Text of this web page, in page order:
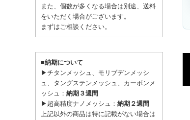
また、個数が多くなる場合は別途、送料
をいただく場合がございます。
まずはご相談ください。
■納期について
▶チタンメッシュ、モリブデンメッシ
ュ、タングステンメッシュ、カーボンメ
ッシュ： 納期３週間
▶超高精度ナノメッシュ： 納期２週間
上記以外の商品は特に記載がない場合は